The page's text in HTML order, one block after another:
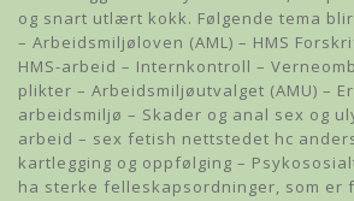
og snart utlært kokk. Følgende tema
– Arbeidsmiljøloven (AML) – HMS
HMS-arbeid – Internkontroll –
plikter – Arbeidsmiljøutvalget (AMU) –
arbeidsmiljø – Skader og anal sex og
arbeid – sex fetish nettstedet hc
kartlegging og oppfølging –
ha sterke felleskapsordninger, som er